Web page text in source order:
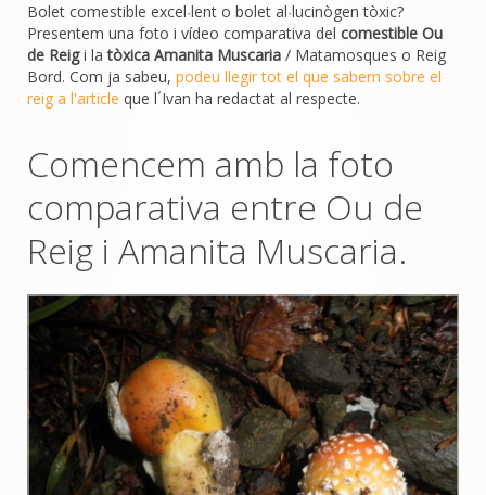
Bolet comestible excel·lent o bolet al·lucinògen tòxic?
Presentem una foto i vídeo comparativa del comestible Ou
de Reigi latòxica Amanita Muscaria / Matamosques o Reig
Bord. Com ja sabeu, podeu llegir tot el que sabem sobre el
reig a l'article que l´Ivan ha redactat al respecte.
Comencem amb la foto
comparativa entre Ou de
Reig i Amanita Muscaria.